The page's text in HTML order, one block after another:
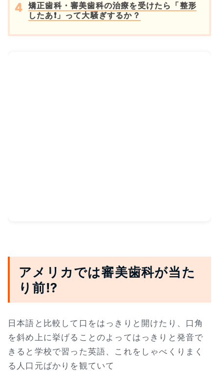
矯正歯科・審美歯科の治療を受けたら「整形
したあ❗」って大騒ぎするか？
アメリカでは審美歯科が当た
り前⁉
日本語と比較して口をはっきりと開けたり、口角
を斜め上に挙げることのよってはっきりと発音で
きると学校で習った英語、これをしゃべくりまく
る人口元ばかりを観ていて